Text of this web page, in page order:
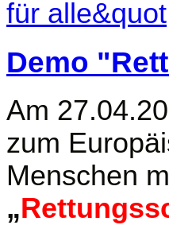
Demo
Am
zum
Menschen
„